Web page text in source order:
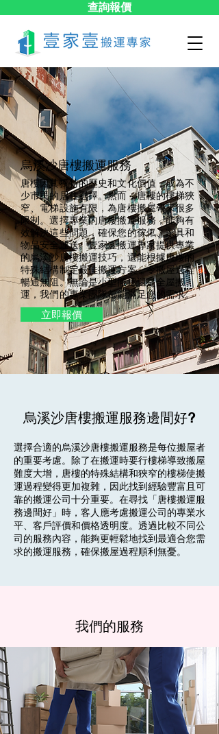
查詢報價
烏溪沙​唐樓搬運服務
唐樓因其獨特的歷史和文化價值，成為不
少市民的居住選擇。然而，唐樓的樓梯狹
窄、電梯設施有限，為唐樓搬屋帶來很多
限制。選擇專業的唐樓搬運服務，能夠有
效解決這些問題，確保您的傢俬、家具和
物品安全運送。壹家壹搬運專家提供專業
的烏溪沙唐樓搬運技巧，還能根據唐樓的
特殊結構制定最佳搬運方案，令搬屋過程
暢通無阻。無論是小型搬遷還是全屋搬
運，我們的專業團隊都能滿足您的需求。
立即報價
烏溪沙唐樓搬運服務邊間好?
選擇合適的烏溪沙唐樓搬運服務是每位搬屋者
的重要考慮。除了在搬運時要行樓梯導致搬屋
難度大增，唐樓的特殊結構和狹窄的樓梯使搬
運過程變得更加複雜，因此找到經驗豐富且可
靠的搬運公司十分重要。在尋找「唐樓搬運服
務邊間好」時，客人應考慮搬運公司的專業水
平、客戶評價和價格透明度。透過比較不同公
司的服務內容，能夠更輕鬆地找到最適合您需
求的搬運服務，確保搬屋過程順利無憂。
我們的服務